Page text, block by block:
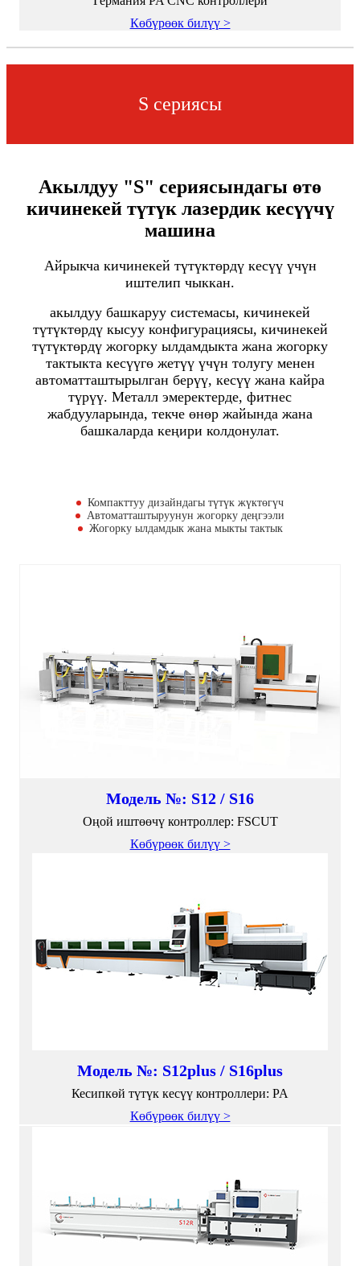
Көбүрөөк билүү >
S сериясы
Акылдуу "S" сериясындагы өтө
кичинекей түтүк лазердик кесүүчү
машина
Айрыкча кичинекей түтүктөрдү кесүү үчүн
иштелип чыккан.
акылдуу башкаруу системасы, кичинекей
түтүктөрдү кысуу конфигурациясы, кичинекей
түтүктөрдү жогорку ылдамдыкта жана жогорку
тактыкта ​​​​кесүүгө жетүү үчүн толугу менен
автоматташтырылган берүү, кесүү жана кайра
түрүү. Металл эмеректерде, фитнес
жабдууларында, текче өнөр жайында жана
башкаларда кеңири колдонулат.
Компакттуу дизайндагы түтүк жүктөгүч
Автоматташтыруунун жогорку деңгээли
Жогорку ылдамдык жана мыкты тактык
Модель №: S12 / S16
Оңой иштөөчү контроллер: FSCUT
Көбүрөөк билүү >
Модель №: S12plus / S16plus
Кесипкөй түтүк кесүү контроллери: PA
Көбүрөөк билүү >